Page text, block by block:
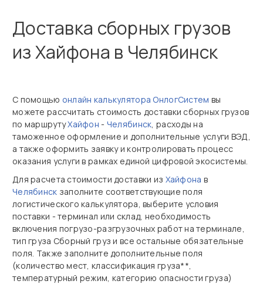
Доставка сборных грузов
из Хайфона в Челябинск
С помощью онлайн калькулятора ОнлогСистем вы
можете рассчитать стоимость доставки сборных грузов
по маршрутуХайфон - Челябинск, расходы на
таможенное оформление и дополнительные услуги ВЭД,
а также оформить заявку и контролировать процесс
оказания услуги в рамках единой цифровой экосистемы.
Для расчета стоимости доставки из Хайфона в
Челябинск заполните соответствующие поля
логистического калькулятора, выберите условия
поставки - терминал или склад, необходимость
включения погрузо-разгрузочных работ на терминале,
тип груза Сборный груз и все остальные обязательные
поля. Также заполните дополнительные поля
(количество мест, классификация груза**,
температурный режим, категорию опасности груза)